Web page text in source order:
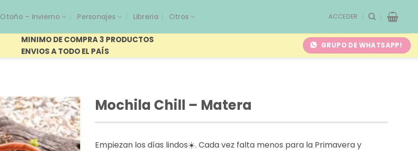
Otoño – Invierno Personajes Libreria Otros ACCEDER
MINIMO DE COMPRA 3 PRODUCTOS
ENVIOS A TODO EL PAÍS
GRUPO DE WHATSAPP!
Mochila Chill – Matera
Empiezan los días lindos☀️. Cada vez falta menos para la Primavera y